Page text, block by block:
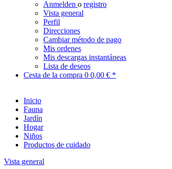
Anmelden o registro
Vista general
Perfil
Direcciones
Cambiar método de pago
Mis ordenes
Mis descargas instantáneas
Lista de deseos
Cesta de la compra 0 0,00 € *
Inicio
Fauna
Jardín
Hogar
Niños
Productos de cuidado
Vista general